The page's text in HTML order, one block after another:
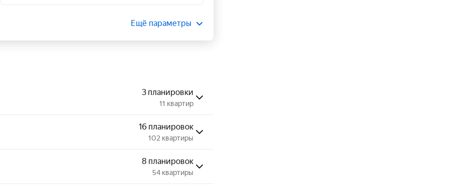
Ещё параметры
3 планировки
11 квартир
16 планировок
102 квартиры
8 планировок
54 квартиры